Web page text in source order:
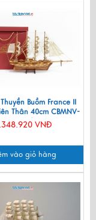
Buồm France II
Thân 40cm CBMNV-
TB026/1VNĐ
vào giỏ hàng